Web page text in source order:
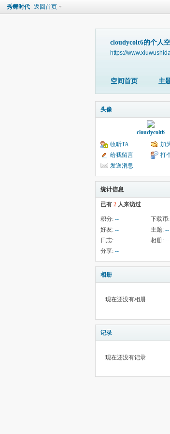
秀舞时代 返回首页
cloudycolt6的个人
https://
空间首页 主
头像
cloudycolt6
收听TA
加
给我留言
打
发送消息
统计信息
已有 2 人来访过
积分: -- 下载币:
好友: -- 主题: --
日志: -- 相册: --
分享: --
相册
现在还没有相册
记录
现在还没有记录